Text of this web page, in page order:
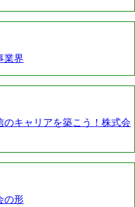
業界
のキャリアを築こう！株式会
の形